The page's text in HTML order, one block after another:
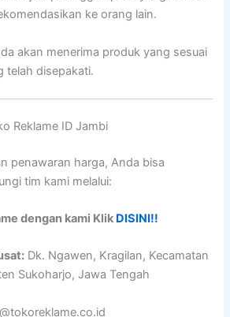
ke orang lain.
akan menerima produk yang sesuai
telah disepakati.
Reklame ID Jambi
penawaran harga, Anda bisa
tim kami melalui:
dengan kami Klik DISINI!!
Dk. Ngawen, Kragilan, Kecamatan
Sukoharjo, Jawa Tengah